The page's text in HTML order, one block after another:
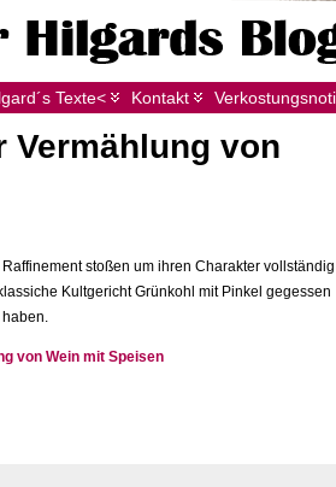
Texte< Kontakt
Vermählung von
stoßen um ihren Charakter vollständig
Kultgericht Grünkohl mit Pinkel gegessen
von Wein mit Speisen